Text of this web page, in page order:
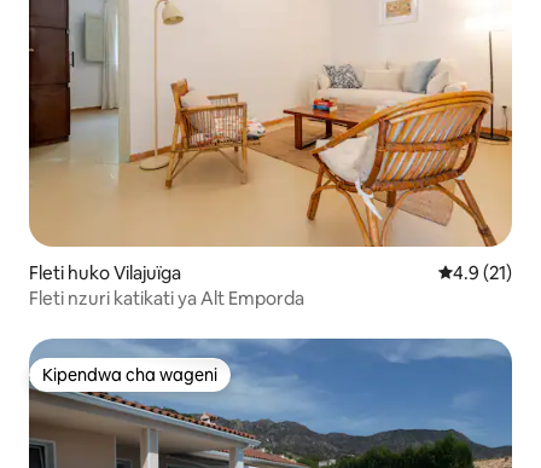
Fleti huko Vilajuïga Ukadiriaji
4.9 (21)
Fleti nzuri katikati ya Alt Emporda
Kipendwa cha wageni
Kipendwa cha wageni